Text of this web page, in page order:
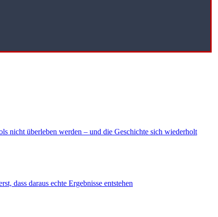
nicht überleben werden – und die Geschichte sich wiederholt
dass daraus echte Ergebnisse entstehen